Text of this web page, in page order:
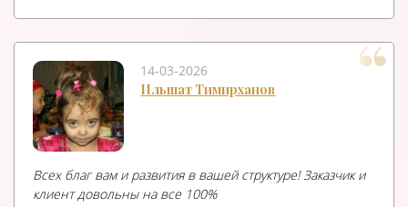
14-03-2026
Ильшат Тимирханов
Всех благ вам и развития в вашей структуре! Заказчик и
клиент довольны на все 100%